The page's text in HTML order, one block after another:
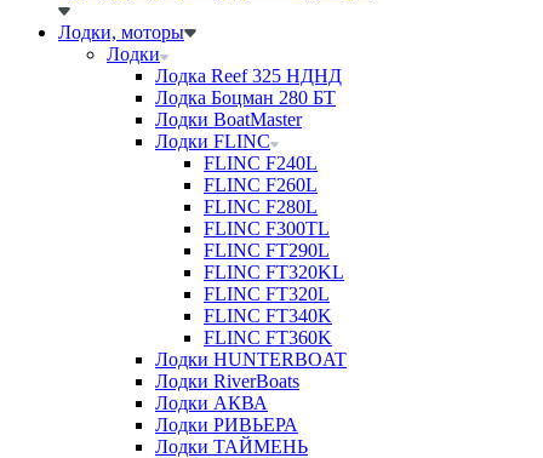
Лодки, моторы
Лодки
Лодка Reef 325 НДНД
Лодка Боцман 280 БТ
Лодки BoatMaster
Лодки FLINC
FLINC F240L
FLINC F260L
FLINC F280L
FLINC F300TL
FLINC FT290L
FLINC FT320KL
FLINC FT320L
FLINC FT340K
FLINC FT360K
Лодки HUNTERBOAT
Лодки RiverBoats
Лодки АКВА
Лодки РИВЬЕРА
Лодки ТАЙМЕНЬ